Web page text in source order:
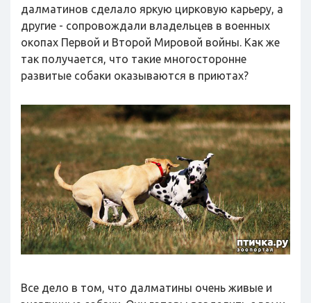
далматинов сделало яркую цирковую карьеру, а
другие - сопровождали владельцев в военных
окопах Первой и Второй Мировой войны. Как же
так получается, что такие многосторонне
развитые собаки оказываются в приютах?
Все дело в том, что далматины очень живые и